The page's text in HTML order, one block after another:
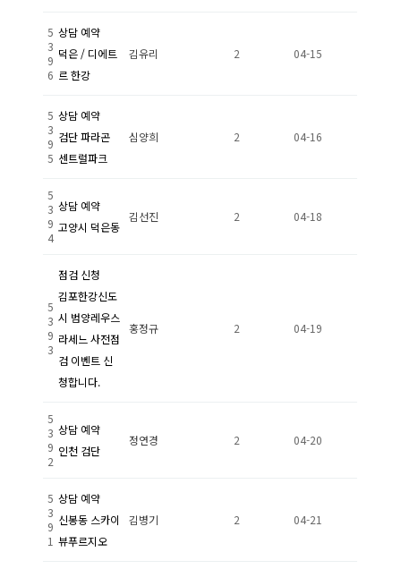
5
3
9
6
상담 예약
덕은 / 디에트
르 한강
김유리 2 04-15
5
3
9
5
상담 예약
검단 파라곤
센트럴파크
심양희 2 04-16
5
3
9
4
상담 예약
고양시 덕은동
김선진 2 04-18
5
3
9
3
점검 신청
김포한강신도
시 범양레우스
라세느 사전점
검 이벤트 신
청합니다.
홍정규 2 04-19
5
3
9
2
상담 예약
인천 검단
정연경 2 04-20
5
3
9
1
상담 예약
신봉동 스카이
뷰푸르지오
김병기 2 04-21